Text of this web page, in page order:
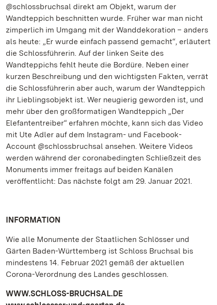
@schlossbruchsal direkt am Objekt, warum der
Wandteppich beschnitten wurde. Früher war man nicht
zimperlich im Umgang mit der Wanddekoration – anders
als heute: „Er wurde einfach passend gemacht“, erläutert
die Schlossführerin. Auf der linken Seite des
Wandteppichs fehlt heute die Bordüre. Neben einer
kurzen Beschreibung und den wichtigsten Fakten, verrät
die Schlossführerin aber auch, warum der Wandteppich
ihr Lieblingsobjekt ist. Wer neugierig geworden ist, und
mehr über den großformatigen Wandteppich „Der
Elefantentreiber“ erfahren möchte, kann sich das Video
mit Ute Adler auf dem Instagram- und Facebook-
Account @schlossbruchsal ansehen. Weitere Videos
werden während der coronabedingten Schließzeit des
Monuments immer freitags auf beiden Kanälen
veröffentlicht: Das nächste folgt am 29. Januar 2021.
INFORMATION
Wie alle Monumente der Staatlichen Schlösser und
Gärten Baden-Württemberg ist Schloss Bruchsal bis
mindestens 14. Februar 2021 gemäß der aktuellen
Corona-Verordnung des Landes geschlossen.
WWW.SCHLOSS-BRUCHSAL.DE